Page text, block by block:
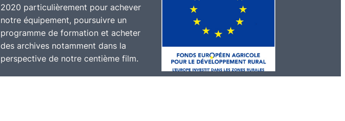
2020 particulièrement pour achever
notre équipement, poursuivre un
programme de formation et acheter
des archives notamment dans la
perspective de notre centième film.